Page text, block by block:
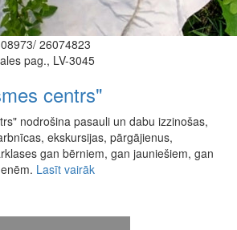
26074823
pag., LV-3045
centrs"
nodrošina pasauli un dabu izzinošas,
ekskursijas, pārgājienus,
gan bērniem, gan jauniešiem, gan
Lasīt vairāk